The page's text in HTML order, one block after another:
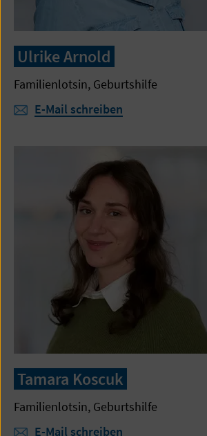
Ulrike Arnold
Familienlotsin, Geburtshilfe
E-Mail schreiben
Tamara Koscuk
Familienlotsin, Geburtshilfe
E-Mail schreiben